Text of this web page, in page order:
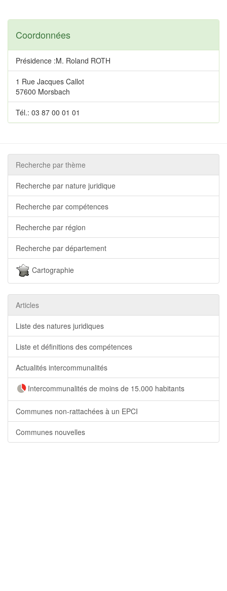
Coordonnées
Présidence :M. Roland ROTH
1 Rue Jacques Callot
57600 Morsbach
Tél.: 03 87 00 01 01
Recherche par thème
Recherche par nature juridique
Recherche par compétences
Recherche par région
Recherche par département
Cartographie
Articles
Liste des natures juridiques
Liste et définitions des compétences
Actualités intercommunalités
Intercommunalités de moins de 15.000 habitants
Communes non-rattachées à un EPCI
Communes nouvelles